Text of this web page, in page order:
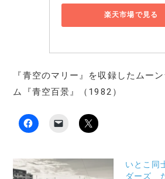
楽天市場で見る
『青空のマリー』を収録したムー
ム『青空百景』（1982）
F
a
o
o
k
て
友
達
ク
リ
て
で
いとこ同
ダーズ